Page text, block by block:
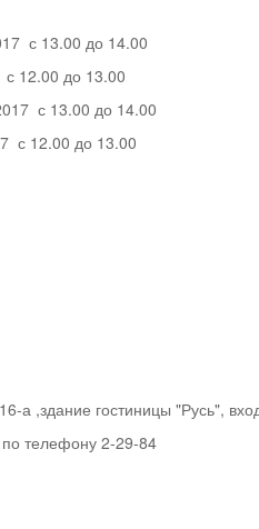
с 13.00 до 14.00
12.00 до 13.00
с 13.00 до 14.00
с 12.00 до 13.00
,здание гостиницы "Русь",
телефону 2-29-84